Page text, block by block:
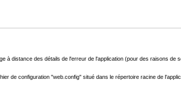
distance des détails de l'erreur de l'application (pour des raisons de
de configuration "web.config" situé dans le répertoire racine de